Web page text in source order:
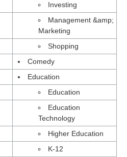
Investing
Management &amp;
Marketing
Shopping
Comedy
Education
Education
Education
Technology
Higher Education
K-12